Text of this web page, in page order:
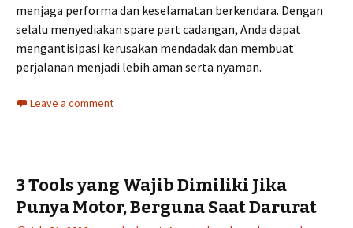
menjaga performa dan keselamatan berkendara. Dengan
selalu menyediakan spare part cadangan, Anda dapat
mengantisipasi kerusakan mendadak dan membuat
perjalanan menjadi lebih aman serta nyaman.
Leave a comment
3 Tools yang Wajib Dimiliki Jika
Punya Motor, Berguna Saat Darurat